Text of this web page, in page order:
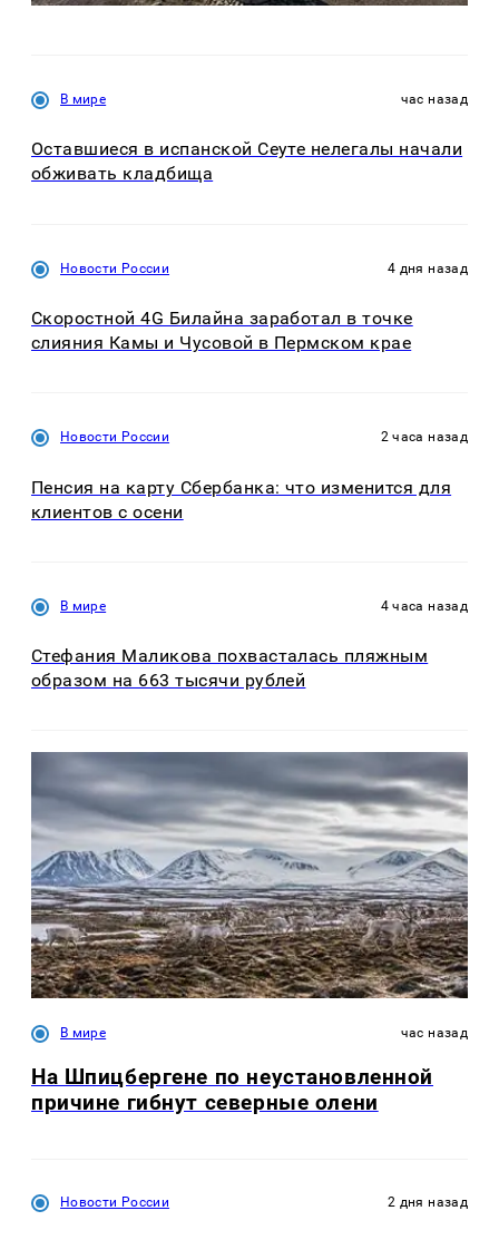
В мире час назад
Оставшиеся в испанской Сеуте нелегалы начали
обживать кладбища
Новости России 4 дня назад
Скоростной 4G Билайна заработал в точке
слияния Камы и Чусовой в Пермском крае
Новости России 2 часа назад
Пенсия на карту Сбербанка: что изменится для
клиентов с осени
В мире 4 часа назад
Стефания Маликова похвасталась пляжным
образом на 663 тысячи рублей
В мире час назад
На Шпицбергене по неустановленной
причине гибнут северные олени
Новости России 2 дня назад